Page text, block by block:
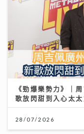
市銷率，幫你計平貴
21/07/2026